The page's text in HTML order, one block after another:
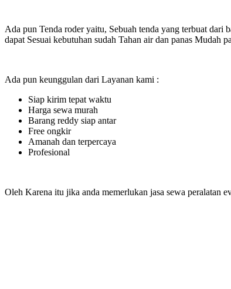
Ada pun Tenda roder yaitu, Sebuah tenda yang terbuat
dapat Sesuai kebutuhan sudah Tahan air dan panas Mudah
Ada pun keunggulan dari Layanan kami :
Siap kirim tepat waktu
Harga sewa murah
Barang reddy siap antar
Free ongkir
Amanah dan terpercaya
Profesional
Oleh Karena itu jika anda memerlukan jasa sewa peralatan